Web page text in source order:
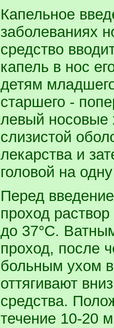
Капельное
заболеваниях
средство
капель в нос
детям
старшего -
левый носовые
слизистой
лекарства и
головой на
Перед
проход
до 37°С.
проход, после
больным ухом
оттягивают
средства.
течение 10-20